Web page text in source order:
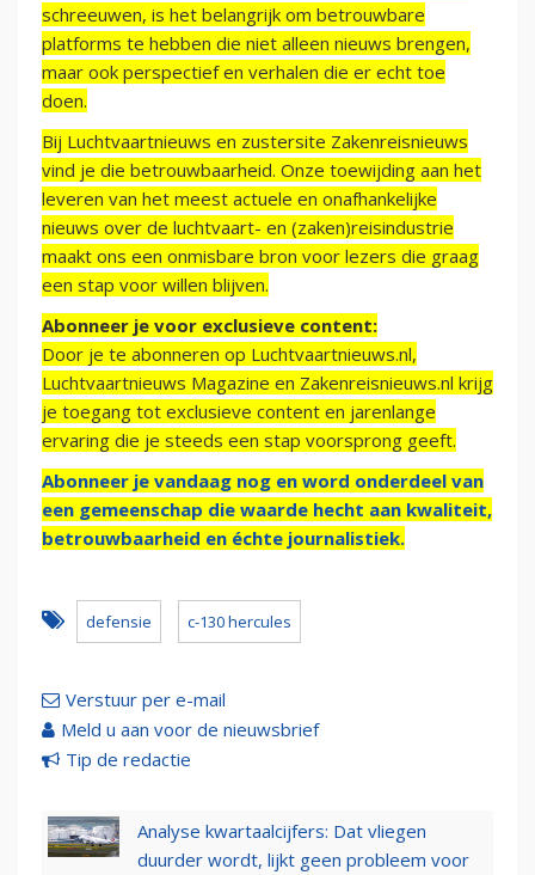
schreeuwen, is het belangrijk om betrouwbare
platforms te hebben die niet alleen nieuws brengen,
maar ook perspectief en verhalen die er echt toe
doen.
Bij Luchtvaartnieuws en zustersite Zakenreisnieuws
vind je die betrouwbaarheid. Onze toewijding aan het
leveren van het meest actuele en onafhankelijke
nieuws over de luchtvaart- en (zaken)reisindustrie
maakt ons een onmisbare bron voor lezers die graag
een stap voor willen blijven.
Abonneer je voor exclusieve content:
Door je te abonneren op Luchtvaartnieuws.nl,
Luchtvaartnieuws Magazine en Zakenreisnieuws.nl krijg
je toegang tot exclusieve content en jarenlange
ervaring die je steeds een stap voorsprong geeft.
Abonneer je vandaag nog en word onderdeel van
een gemeenschap die waarde hecht aan kwaliteit,
betrouwbaarheid en échte journalistiek.
defensie c-130 hercules
Verstuur per e-mail
Meld u aan voor de nieuwsbrief
Tip de redactie
Analyse kwartaalcijfers: Dat vliegen
duurder wordt, lijkt geen probleem voor